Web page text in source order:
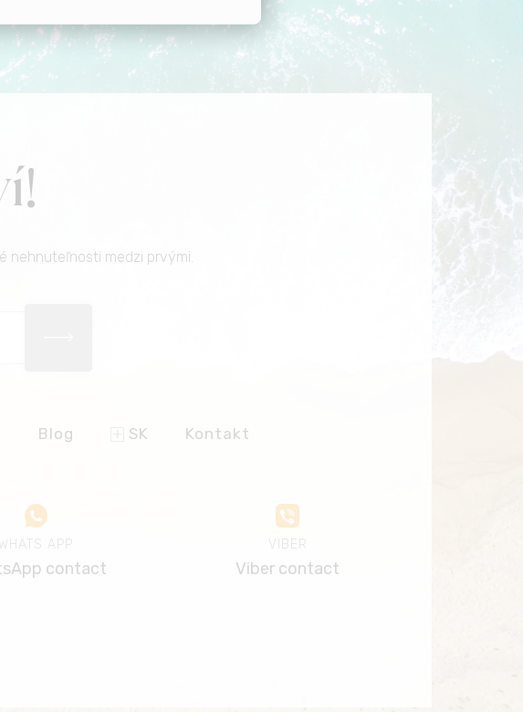
nehnuteľnosti medzi prvými.
Blog SK Kontakt
WHATS APP
contact
VIBER
Viber contact